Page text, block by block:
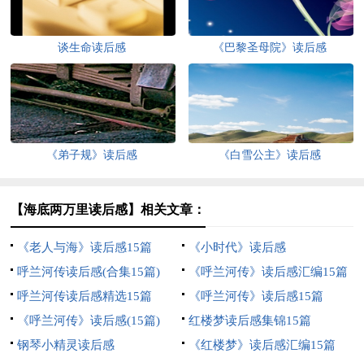
谈生命读后感 《巴黎圣母院》读后感
《弟子规》读后感 《白雪公主》读后感
【海底两万里读后感】相关文章：
《老人与海》读后感15篇
《小时代》读后感
呼兰河传读后感(合集15篇)
《呼兰河传》读后感汇编15篇
呼兰河传读后感精选15篇
《呼兰河传》读后感15篇
《呼兰河传》读后感(15篇)
红楼梦读后感集锦15篇
钢琴小精灵读后感
《红楼梦》读后感汇编15篇